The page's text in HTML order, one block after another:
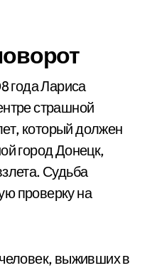
года Лариса
страшной
который должен
город Донецк,
Судьба
проверку на
выживших в